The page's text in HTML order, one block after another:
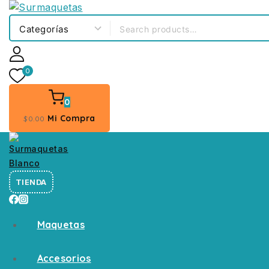
0
0
$0 .00 Mi Compra
TIENDA
Maquetas
Accesorios